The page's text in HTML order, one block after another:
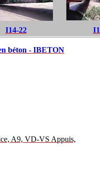
I14-22
béton - IBETON
A9, VD-VS Appuis,